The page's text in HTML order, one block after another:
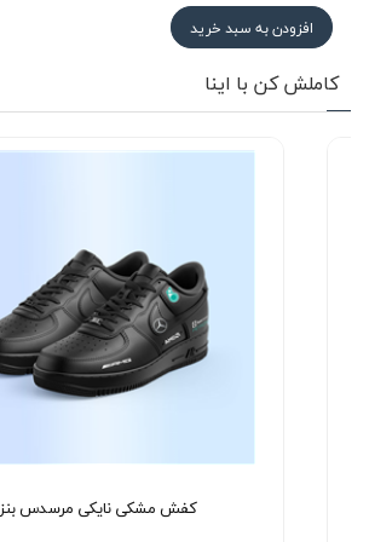
افزودن به سبد خرید
کاملش کن با اینا
کفش مشکی نایکی مرسدس بنز